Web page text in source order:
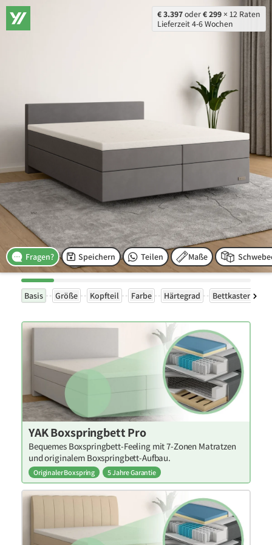
€ 3.397oder€ 299 × 12 Raten
Lieferzeit 4-6 Wochen
Fragen? Maße
Speichern Teilen
Basis Größe Kopfteil Farbe Härtegrad Bettkasten
YAK Boxspringbett Pro
Bequemes Boxspringbett-Feeling mit 7-Zonen Matratzen
und originalem Boxspringbett-Aufbau.
Originaler Boxspring 5 Jahre Garantie